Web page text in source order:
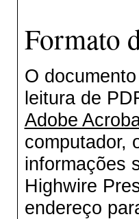
Formato
O
leitura de
Adobe
computador,
informações
Highwire
endereço